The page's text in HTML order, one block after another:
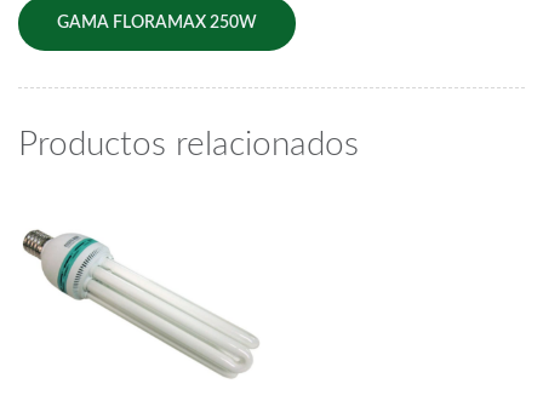
GAMA FLORAMAX 250W
Productos relacionados